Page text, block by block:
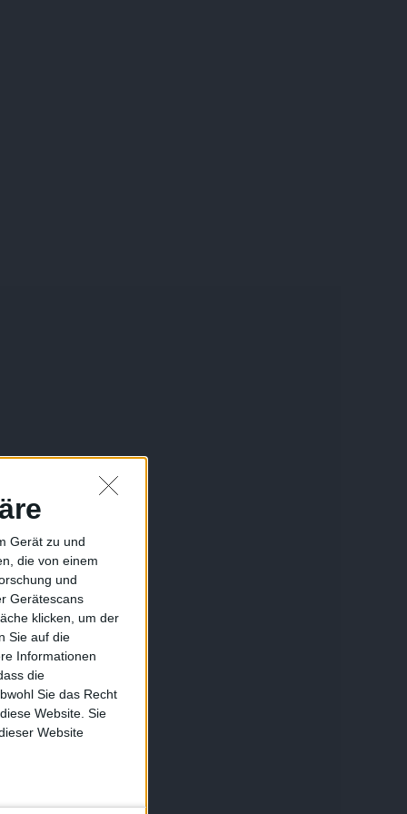
Gerät zu und
die von einem
und
Gerätescans
klicken, um der
Sie auf die
Informationen
die
Sie das Recht
Website. Sie
Website